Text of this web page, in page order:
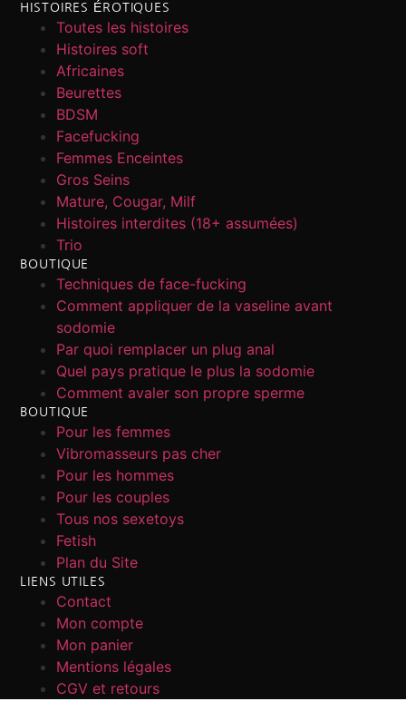
HISTOIRES ÉROTIQUES
Toutes les histoires
Histoires soft
Africaines
Beurettes
BDSM
Facefucking
Femmes Enceintes
Gros Seins
Mature, Cougar, Milf
Histoires interdites (18+ assumées)
Trio
BOUTIQUE
Techniques de face-fucking
Comment appliquer de la vaseline avant
sodomie
Par quoi remplacer un plug anal
Quel pays pratique le plus la sodomie
Comment avaler son propre sperme
BOUTIQUE
Pour les femmes
Vibromasseurs pas cher
Pour les hommes
Pour les couples
Tous nos sexetoys
Fetish
Plan du Site
LIENS UTILES
Contact
Mon compte
Mon panier
Mentions légales
CGV et retours